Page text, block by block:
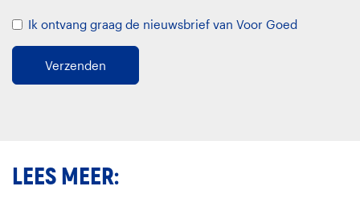
Ik ontvang graag de nieuwsbrief van Voor Goed
LEES MEER: